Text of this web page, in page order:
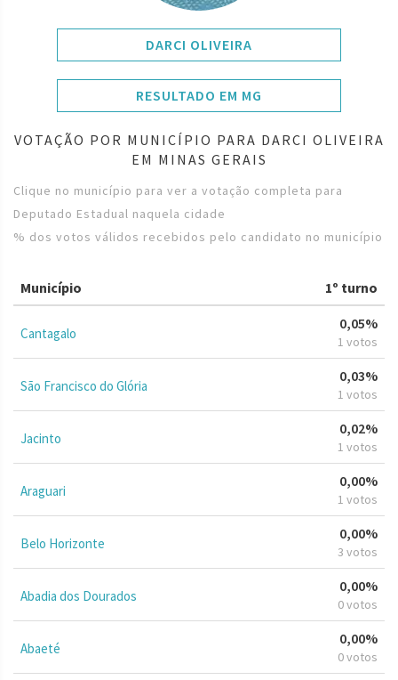
DARCI OLIVEIRA
RESULTADO EM MG
VOTAÇÃO POR MUNICÍPIO PARA DARCI OLIVEIRA
EM MINAS GERAIS
Clique no município para ver a votação completa para
Deputado Estadual naquela cidade
% dos votos válidos recebidos pelo candidato no município
Município 1º turno
Cantagalo
0,05%
1 votos
São Francisco do Glória
0,03%
1 votos
Jacinto
0,02%
1 votos
Araguari
0,00%
1 votos
Belo Horizonte
0,00%
3 votos
Abadia dos Dourados
0,00%
0 votos
Abaeté
0,00%
0 votos